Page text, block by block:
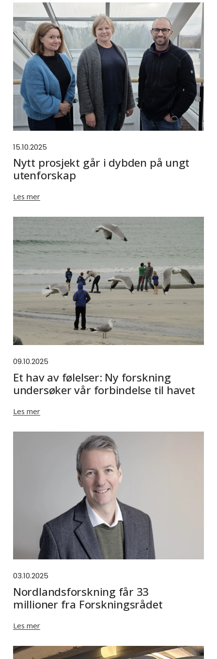
15.10.2025
Nytt prosjekt går i dybden på ungt
utenforskap
Les mer
09.10.2025
Et hav av følelser: Ny forskning
undersøker vår forbindelse til havet
Les mer
03.10.2025
Nordlandsforskning får 33
millioner fra Forskningsrådet
Les mer